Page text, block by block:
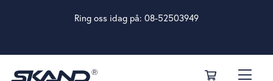
Ring oss idag på: 08-52503949